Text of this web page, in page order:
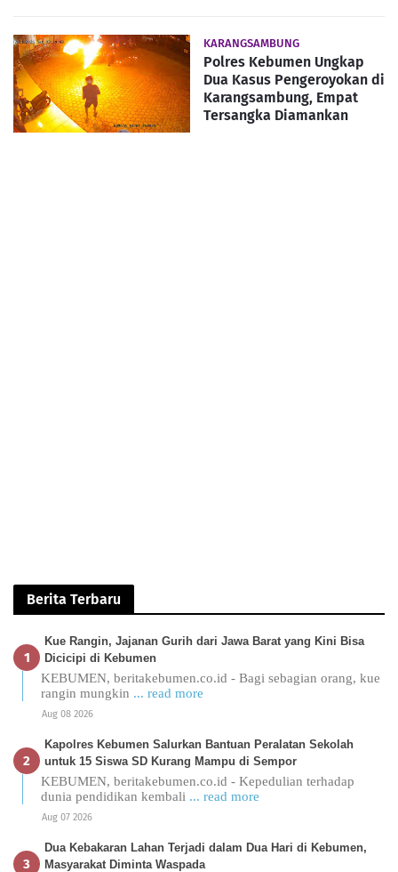
KARANGSAMBUNG
Polres Kebumen Ungkap
Dua Kasus Pengeroyokan di
Karangsambung, Empat
Tersangka Diamankan
Berita Terbaru
Kue Rangin, Jajanan Gurih dari Jawa Barat yang Kini Bisa
Dicicipi di Kebumen
KEBUMEN, beritakebumen.co.id - Bagi sebagian orang, kue
rangin mungkin ... read more
Aug 08 2026
Kapolres Kebumen Salurkan Bantuan Peralatan Sekolah
untuk 15 Siswa SD Kurang Mampu di Sempor
KEBUMEN, beritakebumen.co.id - Kepedulian terhadap
dunia pendidikan kembali ... read more
Aug 07 2026
Dua Kebakaran Lahan Terjadi dalam Dua Hari di Kebumen,
Masyarakat Diminta Waspada